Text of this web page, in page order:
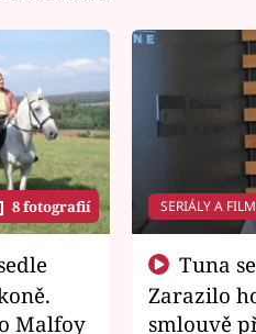
8 fotografií
Malfoy
SERIÁLY A
Zarazilo
smlouvě